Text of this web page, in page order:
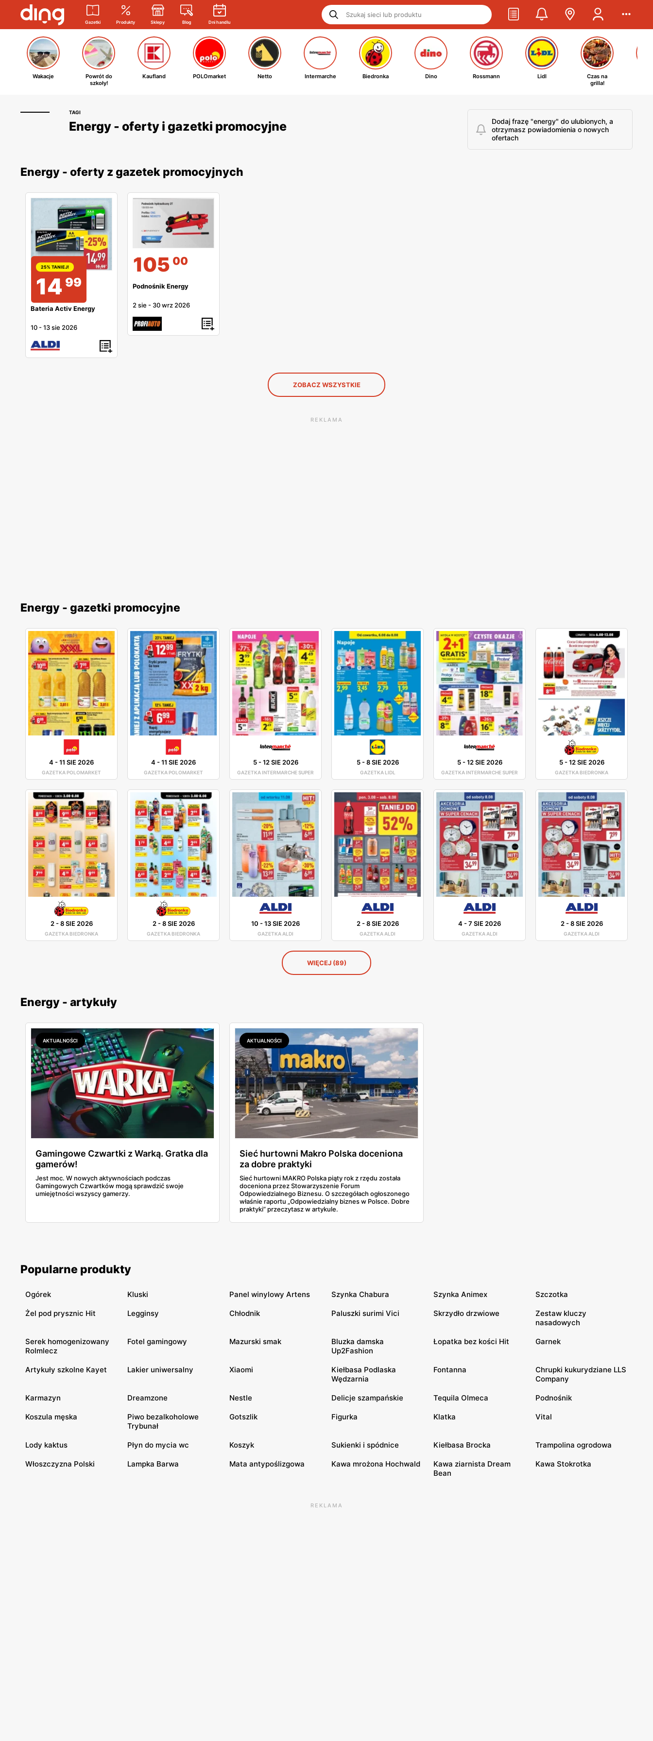
Gazetki Produkty Sklepy Blog Dni handlu
Wakacje
Powrót do
szkoły!
Kaufland POLOmarket Netto Intermarche Biedronka Dino Rossmann Lidl
Czas na
grilla!
TAGI
Energy - oferty i gazetki promocyjne
Dodaj frazę "energy" do ulubionych, a
otrzymasz powiadomienia o nowych
ofertach
Energy - oferty z gazetek promocyjnych
25% TANIEJ!
14 99
Bateria Activ Energy
10 -13 sie 2026
105 00
Podnośnik Energy
2 sie - 30 wrz 2026
ZOBACZ WSZYSTKIE
REKLAMA
Energy - gazetki promocyjne
4 -11 SIE 2026
GAZETKA POLOMARKET
4 -11 SIE 2026
GAZETKA POLOMARKET
5-12 SIE 2026
GAZETKA INTERMARCHE SUPER
5-8 SIE 2026
GAZETKA LIDL
5-12 SIE 2026
GAZETKA INTERMARCHE SUPER
5-12 SIE 2026
GAZETKA BIEDRONKA
2-8 SIE 2026
GAZETKA BIEDRONKA
2-8 SIE 2026
GAZETKA BIEDRONKA
10 -13 SIE 2026
GAZETKA ALDI
2-8 SIE 2026
GAZETKA ALDI
4 -7 SIE 2026
GAZETKA ALDI
2-8 SIE 2026
GAZETKA ALDI
WIĘCEJ (89)
Energy - artykuły
AKTUALNOŚCI
Gamingowe Czwartki z Warką. Gratka dla
gamerów!
Jest moc. W nowych aktywnościach podczas
Gamingowych Czwartków mogą sprawdzić swoje
umiejętności wszyscy gamerzy.
AKTUALNOŚCI
Sieć hurtowni Makro Polska doceniona
za dobre praktyki
Sieć hurtowni MAKRO Polska piąty rok z rzędu została
doceniona przez Stowarzyszenie Forum
Odpowiedzialnego Biznesu. O szczegółach ogłoszonego
właśnie raportu „Odpowiedzialny biznes w Polsce. Dobre
praktyki” przeczytasz w artykule.
Popularne produkty
Ogórek Kluski Panel winylowy Artens Szynka Chabura Szynka Animex Szczotka
Żel pod prysznic Hit Legginsy Chłodnik Paluszki surimi Vici Skrzydło drzwiowe
Zestaw kluczy
nasadowych
Serek homogenizowany
Rolmlecz
Fotel gamingowy Mazurski smak
Bluzka damska
Up2Fashion
Łopatka bez kości Hit Garnek
Artykuły szkolne Kayet Lakier uniwersalny Xiaomi
Kiełbasa Podlaska
Wędzarnia
Fontanna
Chrupki kukurydziane LLS
Company
Karmazyn Dreamzone Nestle Delicje szampańskie Tequila Olmeca Podnośnik
Koszula męska
Piwo bezalkoholowe
Trybunał
Gotszlik Figurka Klatka Vital
Lody kaktus Płyn do mycia wc Koszyk Sukienki i spódnice Kiełbasa Brocka Trampolina ogrodowa
Włoszczyzna Polski Lampka Barwa Mata antypoślizgowa Kawa mrożona Hochwald
Kawa ziarnista Dream
Bean
Kawa Stokrotka
REKLAMA